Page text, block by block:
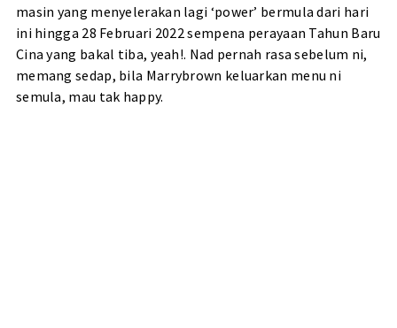
masin yang menyelerakan lagi ‘power’ bermula dari hari
ini hingga 28 Februari 2022 sempena perayaan Tahun Baru
Cina yang bakal tiba, yeah!. Nad pernah rasa sebelum ni,
memang sedap, bila Marrybrown keluarkan menu ni
semula, mau tak happy.